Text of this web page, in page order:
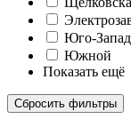
Юго-
Южной
Показать ещё
Сбросить фильтры